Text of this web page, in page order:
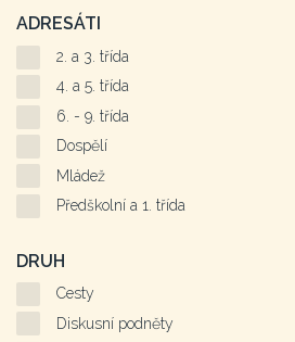
ADRESÁTI
2. a 3. třída
4. a 5. třída
6. - 9. třída
Dospělí
Mládež
Předškolní a 1. třída
DRUH
Cesty
Diskusní podněty